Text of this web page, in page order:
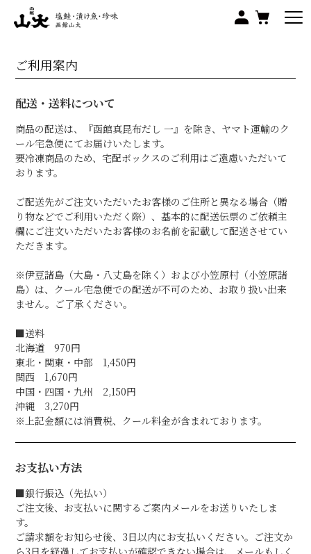
ご利用案内
配送・送料について
商品の配送は、『函館真昆布だし 一』を除き、ヤマト運輸のク
ール宅急便にてお届けいたします。
要冷凍商品のため、宅配ボックスのご利用はご遠慮いただいて
おります。
ご配送先がご注文いただいたお客様のご住所と異なる場合（贈
り物などでご利用いただく際）、基本的に配送伝票のご依頼主
欄にご注文いただいたお客様のお名前を記載して配送させてい
ただきます。
※伊豆諸島（大島・八丈島を除く）および小笠原村（小笠原諸
島）は、クール宅急便での配送が不可のため、お取り扱い出来
ません。ご了承ください。
■送料
北海道 970円
東北・関東・中部 1,450円
関西 1,670円
中国・四国・九州 2,150円
沖縄 3,270円
※上記金額には消費税、クール料金が含まれております。
お支払い方法
■銀行振込（先払い）
ご注文後、お支払いに関するご案内メールをお送りいたしま
す。
ご請求額をお知らせ後、3日以内にお支払いください。ご注文か
ら3日を経過してお支払いが確認できない場合は、メールもしく